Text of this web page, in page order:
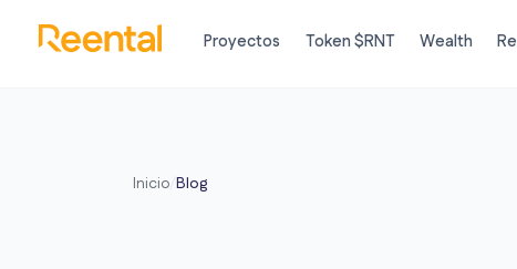
Proyectos Token $RNT Wealth
Inicio Blog